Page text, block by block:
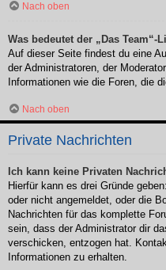
Nach oben
Was bedeutet der „Das Team“-
Auf dieser Seite findest du eine
der Administratoren, der
Informationen wie die Foren, die
Nach oben
Private Nachrichten
Ich kann keine Privaten
Hierfür kann es drei Gründe
oder nicht angemeldet, oder die
Nachrichten für das komplette
sein, dass der Administrator dir
verschicken, entzogen hat.
Informationen zu erhalten.